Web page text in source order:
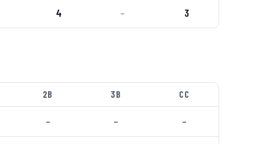
4 – 3
2B 3B CC
– – –